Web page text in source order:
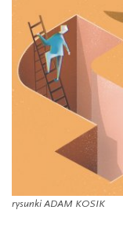
rysunki ADAM KOSIK